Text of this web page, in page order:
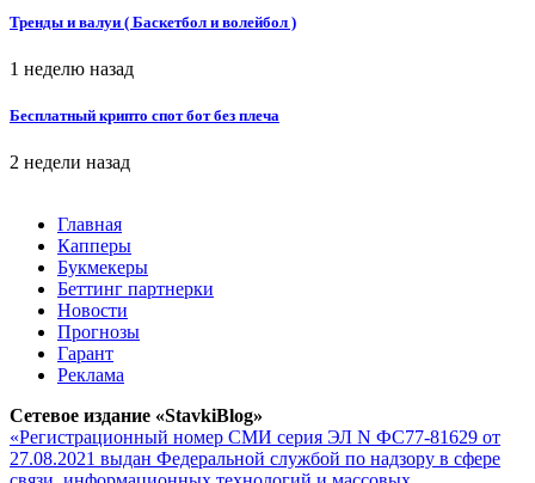
Тренды и валуи ( Баскетбол и волейбол )
1 неделю назад
Бесплатный крипто спот бот без плеча
2 недели назад
Главная
Капперы
Букмекеры
Беттинг партнерки
Новости
Прогнозы
Гарант
Реклама
Сетевое издание «StavkiBlog»
«Регистрационный номер СМИ серия ЭЛ N ФС77-81629 от
27.08.2021 выдан Федеральной службой по надзору в сфере